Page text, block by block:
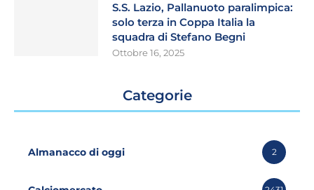
S.S. Lazio, Pallanuoto paralimpica:
solo terza in Coppa Italia la
squadra di Stefano Begni
Ottobre 16, 2025
Categorie
Almanacco di oggi 2